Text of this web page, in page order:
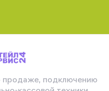
продаже, подключению